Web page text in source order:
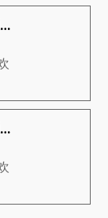
本公司（新）网站开通，欢迎访问！
本公司（新）网站开通，欢迎访问！